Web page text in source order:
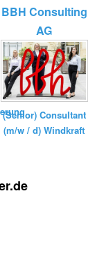
BBH Consulting
AG
(Senior) Consultant
(m/w / d) Windkraft